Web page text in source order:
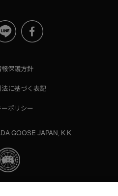
保護方針
に基づく表記
ーポリシー
GOOSE JAPAN, K.K.